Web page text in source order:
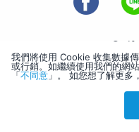
1988-2026 ©
我們將使用 Cookie 收集數據
或行銷。如繼續使用我們的網
「不同意 」。 如您想了解更多